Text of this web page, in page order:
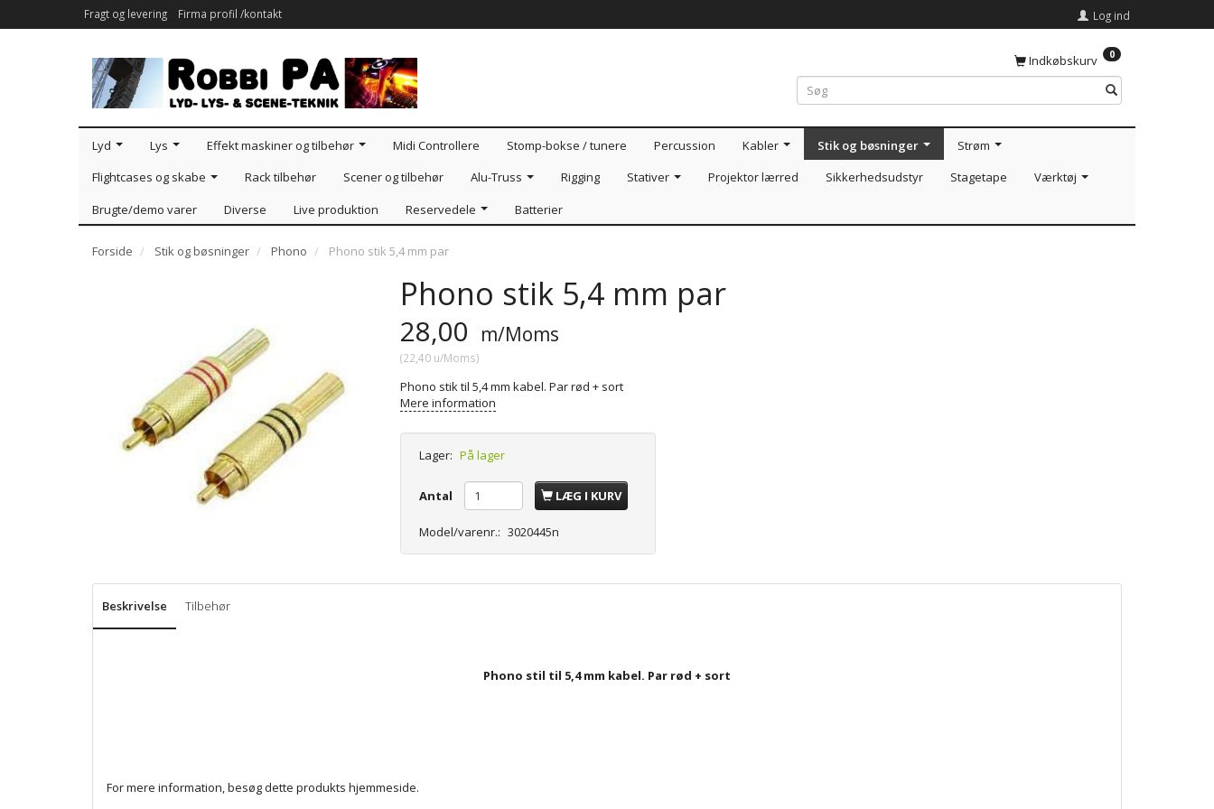
Fragt og levering Firma profil /kontakt Log ind
Indkøbskurv 0
Lyd Lys Effekt maskiner og tilbehør Midi Controllere Stomp-bokse / tunere Percussion Kabler Stik og bøsninger
Strøm
Flightcases og skabe
Rack tilbehør Scener og tilbehør Alu-Truss Rigging Stativer Projektor lærred Sikkerhedsudstyr Stagetape
Værktøj
Brugte/demo varer
Diverse Live produktion Reservedele Batterier
Forside Stik og bøsninger Phono Phono stik 5,4 mm par
Phono stik 5,4 mm par
28,00 m/Moms
(22,40 u/Moms)
Phono stik til 5,4 mm kabel. Par rød + sort
Mere information
Lager: På lager
Antal LÆG I KURV
Model/varenr.: 3020445n
Beskrivelse Tilbehør
Phono stil til 5,4 mm kabel. Par rød + sort
For mere information, besøg dette produkts hjemmeside.